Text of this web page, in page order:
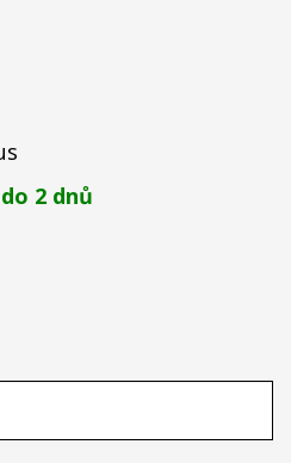
2 dnů